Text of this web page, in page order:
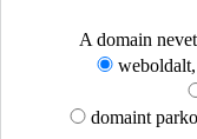
A domain
domaint